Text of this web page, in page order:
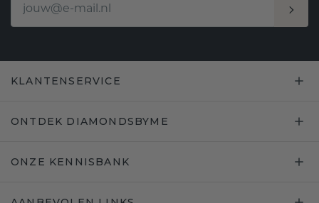
KLANTENSERVICE
ONTDEK DIAMONDSBYME
ONZE KENNISBANK